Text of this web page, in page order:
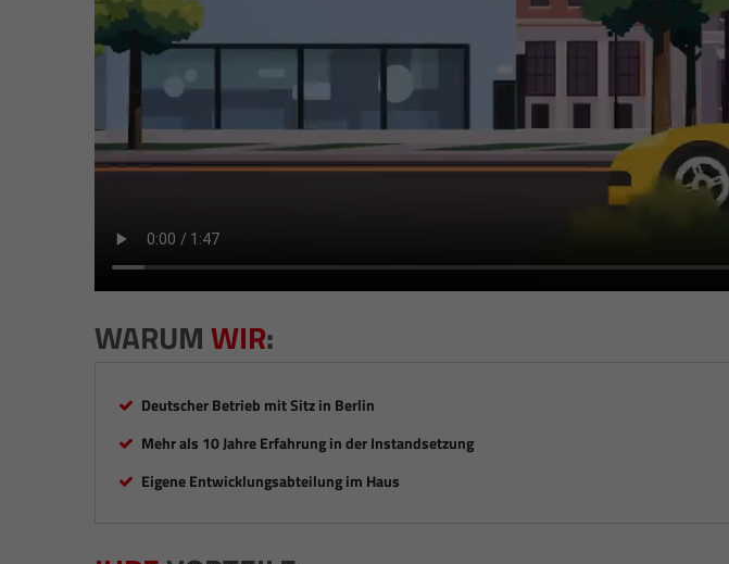
WARUMWIR:
Deutscher Betrieb mit Sitz in Berlin
Mehr als 10 Jahre Erfahrung in der Instandsetzung
Eigene Entwicklungsabteilung im Haus